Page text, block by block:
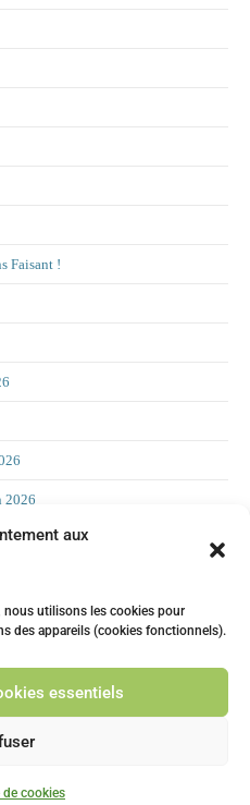
aux
nous utilisons les cookies pour
des appareils (cookies fonctionnels).
essentiels
cookies
Faisant !
2026
Choisy -Politique de confidentialité
cookies